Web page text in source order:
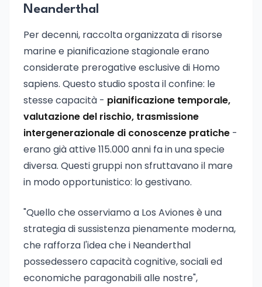
Neanderthal
Per decenni, raccolta organizzata di risorse
marine e pianificazione stagionale erano
considerate prerogative esclusive di Homo
sapiens. Questo studio sposta il confine: le
stesse capacità - pianificazione temporale,
valutazione del rischio, trasmissione
intergenerazionale di conoscenze pratiche -
erano già attive 115.000 anni fa in una specie
diversa. Questi gruppi non sfruttavano il mare
in modo opportunistico: lo gestivano.
"Quello che osserviamo a Los Aviones è una
strategia di sussistenza pienamente moderna,
che rafforza l'idea che i Neanderthal
possedessero capacità cognitive, sociali ed
economiche paragonabili alle nostre",